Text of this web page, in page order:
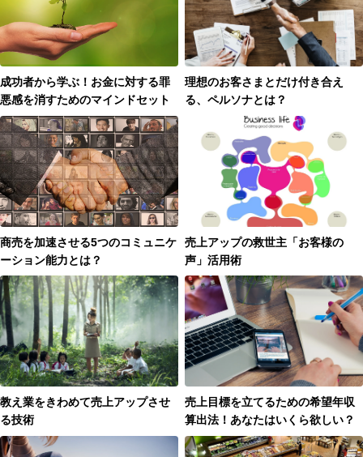
成功者から学ぶ！お金に対する罪
悪感を消すためのマインドセット
理想のお客さまとだけ付き合え
る、ペルソナとは？
商売を加速させる5つのコミュニケ
ーション能力とは？
売上アップの救世主「お客様の
声」活用術
教え業をきわめて売上アップさせ
る技術
売上目標を立てるための希望年収
算出法！あなたはいくら欲しい？